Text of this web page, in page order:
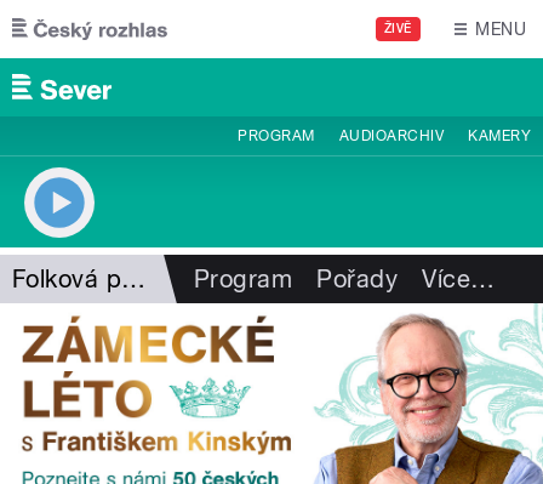
Přejít k hlavnímu obsahu
ŽIVĚ MENU
PROGRAM AUDIOARCHIV KAMERY
Folková pohlazení Program Pořady Více…